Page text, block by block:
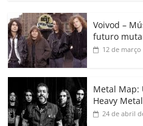
c
e
b
o
o
k
itt
er
ai at
s
A
p
k
Voivod –
futuro
12 de março
Metal Map:
Heavy
24 de abril